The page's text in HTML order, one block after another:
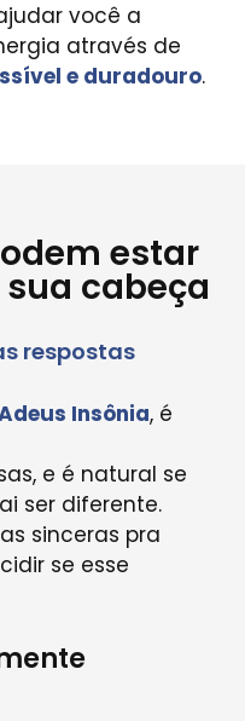
você a
através de
e duradouro.
estar
cabeça
respostas
Insônia, é
e é natural se
ser diferente.
sinceras pra
se esse